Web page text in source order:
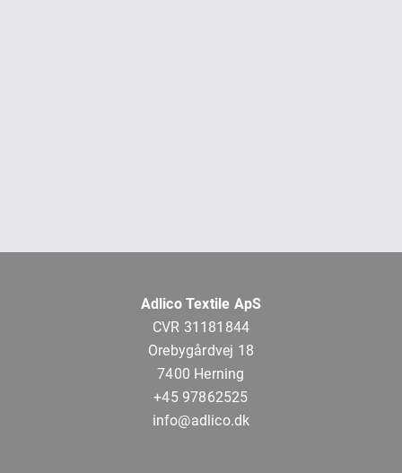
Adlico Textile ApS
CVR 31181844
Orebygårdvej 18
7400 Herning
+45 97862525
info@adlico.dk